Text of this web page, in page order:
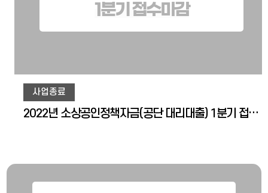
1분기 접수마감
사업종료
2022년 소상공인정책자금(공단 대리대출) 1분기 접수마감 안내드립니다.br /2분기 접수개시(예정)일 : 2022. 4. 1.(금) 9:00